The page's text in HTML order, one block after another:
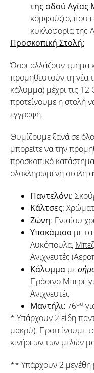
της οδού Αγίας
κομφούζιο, που
κυκλοφορία της
Προσκοπική Στολή:
Όσοι αλλάζουν τμήμα
προμηθευτούν τη νέα
κάλυμμα) μέχρι τις
προτείνουμε η στολή
εγγραφή.
Θυμίζουμε ξανά σε
μπορείτε να την
προσκοπικό
ολοκληρωμένη στολή
Παντελόνι:
Κάλτσες:
Ζώνη: Ενιαίου
Υποκάμισο με τα
Λυκόπουλα, Μπεζ
Ανιχνευτές
Κάλυμμα με
Πράσινο Μπερέ
Ανιχνευτές
Μαντήλι: 76ου
* Υπάρχουν 2 είδη
μακρύ). Προτείνουμε
κινήσεων των μελών
** Υπάρχουν 2 μεγέθη